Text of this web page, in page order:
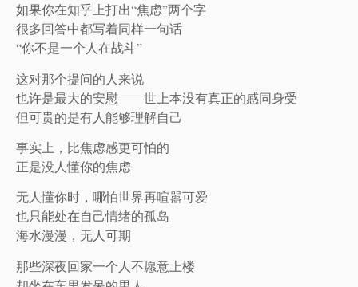
如果你在知乎上打出“焦虑”两个字
很多回答中都写着同样一句话
“你不是一个人在战斗”
这对那个提问的人来说
也许是最大的安慰——世上本没有真正的感同身受
但可贵的是有人能够理解自己
事实上，比焦虑感更可怕的
正是没人懂你的焦虑
无人懂你时，哪怕世界再喧嚣可爱
也只能处在自己情绪的孤岛
海水漫漫，无人可期
那些深夜回家一个人不愿意上楼